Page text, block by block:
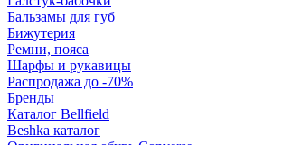
Бальзамы для губ
Бижутерия
Ремни, пояса
Шарфы и рукавицы
Распродажа до -70%
Бренды
Каталог Bellfield
Beshka каталог